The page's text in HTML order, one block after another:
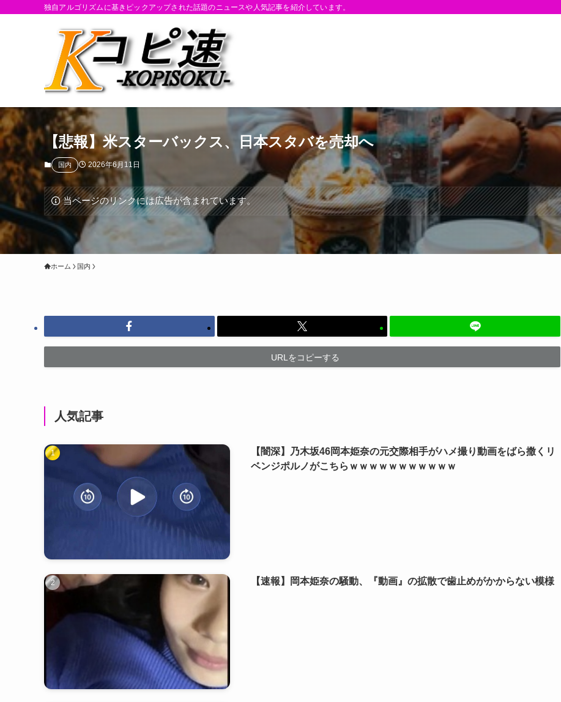
独自アルゴリズムに基きピックアップされた話題のニュースや人気記事を紹介しています。
【悲報】米スターバックス、日本スタバを売却へ
国内 2026年6月11日
当ページのリンクには広告が含まれています。
ホーム 国内
URLをコピーする
人気記事
【闇深】乃木坂46岡本姫奈の元交際相手がハメ撮り動画をばら撒くリ
ベンジポルノがこちらｗｗｗｗｗｗｗｗｗｗｗ
【速報】岡本姫奈の騒動、『動画』の拡散で歯止めがかからない模様